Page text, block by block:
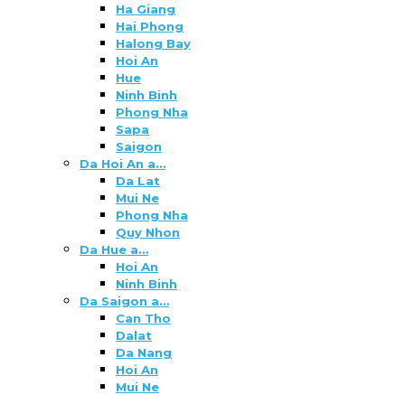
Ha Giang
Hai Phong
Halong Bay
Hoi An
Hue
Ninh Binh
Phong Nha
Sapa
Saigon
Da Hoi An a…
Da Lat
Mui Ne
Phong Nha
Quy Nhon
Da Hue a…
Hoi An
Ninh Binh
Da Saigon a…
Can Tho
Dalat
Da Nang
Hoi An
Mui Ne